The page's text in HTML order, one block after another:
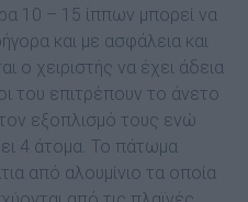
10 – 15 ίππων µπορεί να
και µε ασφάλεια και
ο χειριστής να έχει άδεια
του επιτρέπουν το άνετο
εξοπλισµό τους ενώ
4 άτοµα. Το πάτωµα
από αλουµίνιο τα οποία